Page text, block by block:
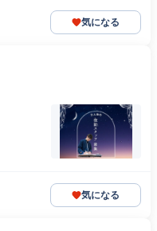
気になる
気になる